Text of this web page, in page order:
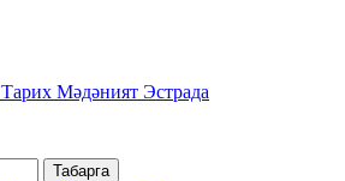
Тарих Мәдәният Эстрада
Табарга